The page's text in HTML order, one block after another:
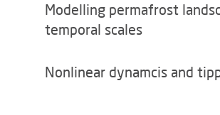
Modelling permafrost
temporal scales
Nonlinear dynamcis and